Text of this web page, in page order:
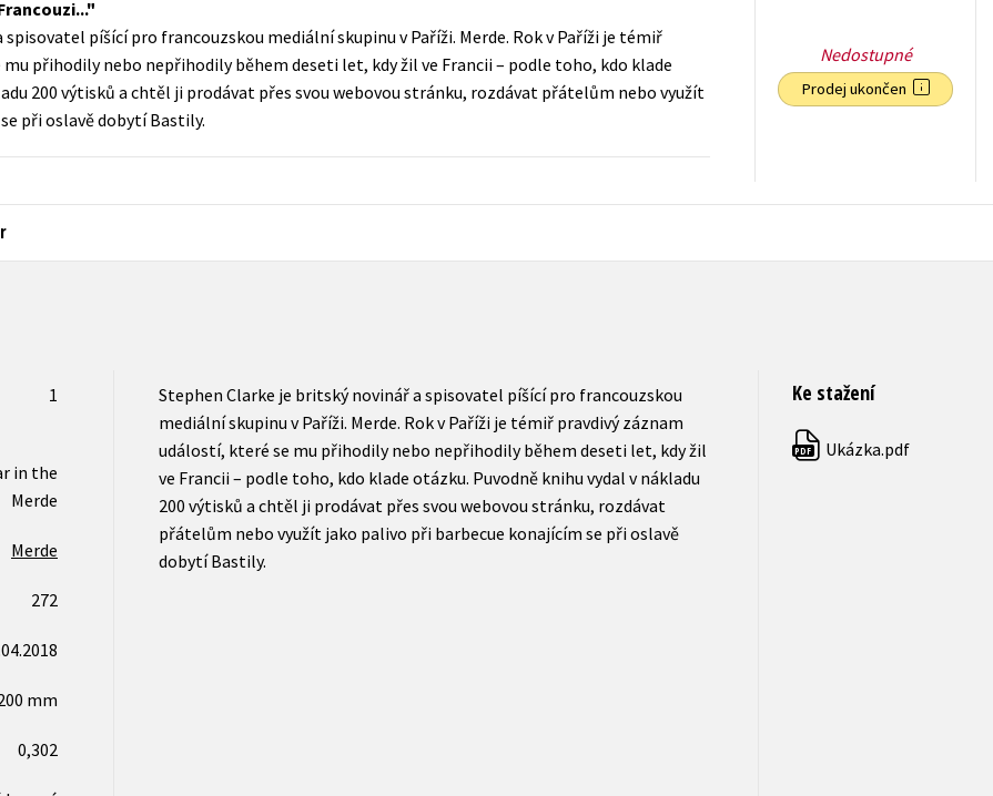
Populárně - naučná pro dospělé
Populárně - naučné pro děti
Předškoláci
Příroda a zahrada
Young adult (SK)
Zahraniční literatura
tituly
píšící pro francouzskou mediální skupinu v Paříži. Merde. Rok v Paříži je témiř
přihodily nebo nepřihodily během deseti let, kdy žil ve Francii – podle toho, kdo klade
200 výtisků a chtěl ji prodávat přes svou webovou stránku, rozdávat přátelům nebo využít
při oslavě dobytí Bastily.
Nedostupné
Prodej ukončen
1
in the
Merde
Merde
272
mm
0,302
Stephen Clarke je britský novinář a spisovatel píšící pro francouzskou
mediální skupinu v Paříži. Merde. Rok v Paříži je témiř pravdivý záznam
událostí, které se mu přihodily nebo nepřihodily během deseti let, kdy žil
ve Francii – podle toho, kdo klade otázku. Puvodně knihu vydal v nákladu
200 výtisků a chtěl ji prodávat přes svou webovou stránku, rozdávat
přátelům nebo využít jako palivo při barbecue konajícím se při oslavě
dobytí Bastily.
Ke stažení
PDF Ukázka.pdf